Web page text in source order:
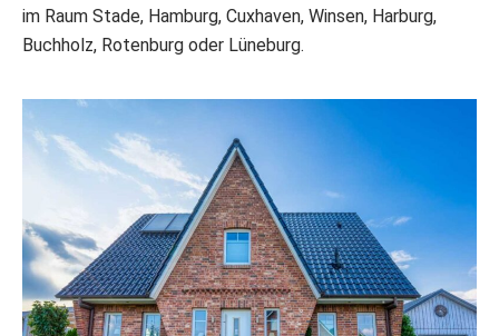
im Raum Stade, Hamburg, Cuxhaven, Winsen, Harburg,
Buchholz, Rotenburg oder Lüneburg.